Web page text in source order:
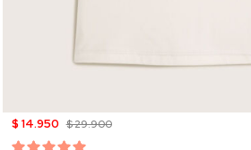
$ 14.950 $ 29.900